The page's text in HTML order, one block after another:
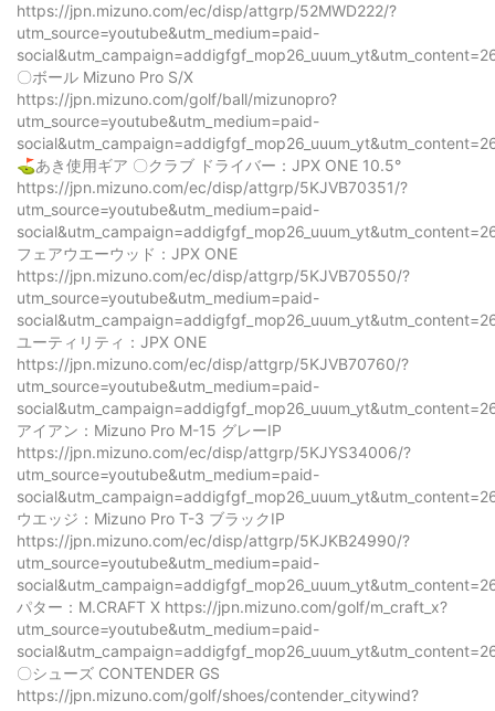
https://jpn.mizuno.com/ec/disp/attgrp/52MWD222/?
utm_source=youtube&utm_medium=paid-
〇ボール Mizuno Pro S/X
https://jpn.mizuno.com/golf/ball/mizunopro?
utm_source=youtube&utm_medium=paid-
⛳️あき使用ギア 〇クラブ ドライバー：JPX ONE 10.5°
https://jpn.mizuno.com/ec/disp/attgrp/5KJVB70351/?
utm_source=youtube&utm_medium=paid-
フェアウエーウッド：JPX ONE
https://jpn.mizuno.com/ec/disp/attgrp/5KJVB70550/?
utm_source=youtube&utm_medium=paid-
ユーティリティ：JPX ONE
https://jpn.mizuno.com/ec/disp/attgrp/5KJVB70760/?
utm_source=youtube&utm_medium=paid-
アイアン：Mizuno Pro M-15 グレーIP
https://jpn.mizuno.com/ec/disp/attgrp/5KJYS34006/?
utm_source=youtube&utm_medium=paid-
ウエッジ：Mizuno Pro T-3 ブラックIP
https://jpn.mizuno.com/ec/disp/attgrp/5KJKB24990/?
utm_source=youtube&utm_medium=paid-
パター：M.CRAFT X https://jpn.mizuno.com/golf/m_craft_x?
utm_source=youtube&utm_medium=paid-
〇シューズ CONTENDER GS
https://jpn.mizuno.com/golf/shoes/contender_citywind?